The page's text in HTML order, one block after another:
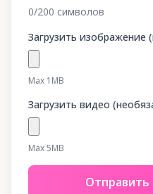
0/200 символов
Загрузить изображение
Max 1MB
Загрузить видео
Max 5MB